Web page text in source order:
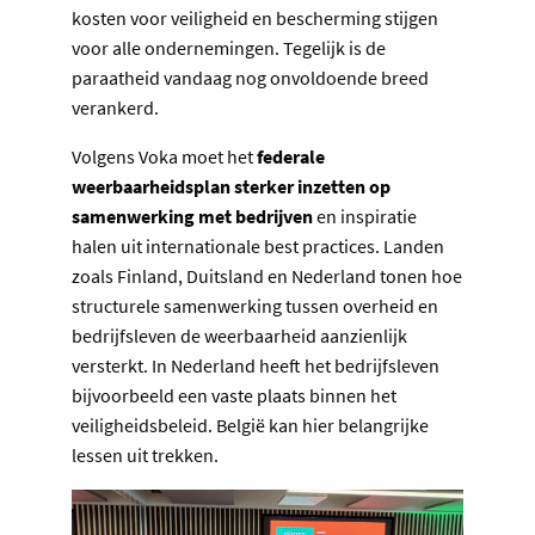
kosten voor veiligheid en bescherming stijgen
voor alle ondernemingen. Tegelijk is de
paraatheid vandaag nog onvoldoende breed
verankerd.
Volgens Voka moet hetfederale
weerbaarheidsplan sterker inzetten op
samenwerking met bedrijvenen inspiratie
halen uit internationale best practices. Landen
zoals Finland, Duitsland en Nederland tonen hoe
structurele samenwerking tussen overheid en
bedrijfsleven de weerbaarheid aanzienlijk
versterkt. In Nederland heeft het bedrijfsleven
bijvoorbeeld een vaste plaats binnen het
veiligheidsbeleid. België kan hier belangrijke
lessen uit trekken.